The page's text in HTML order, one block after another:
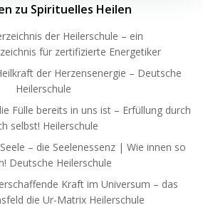
zu Spirituelles Heilen
der Heilerschule – ein
für zertifizierte Energetiker
der Herzensenergie – Deutsche
Heilerschule
Fülle bereits in uns ist – Erfüllung durch
selbst! Heilerschule
– die Seelenessenz | Wie innen so
Deutsche Heilerschule
Kraft im Universum – das
die Ur-Matrix Heilerschule